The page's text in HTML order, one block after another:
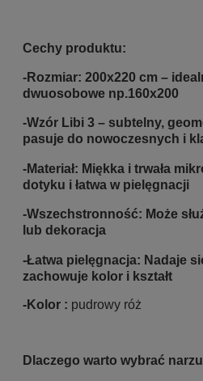
Cechy produktu:
-Rozmiar: 200x220 cm –
dwuosobowe np.160x200
-Wzór Libi 3 – subtelny,
pasuje do nowoczesnych i
-Materiał: Miękka i trwała
dotyku i łatwa w pielęgnacji
-Wszechstronność: Może
lub dekoracja
-Łatwa pielęgnacja: Nadaje
zachowuje kolor i kształt
-Kolor : pudrowy róż
Dlaczego warto wybrać